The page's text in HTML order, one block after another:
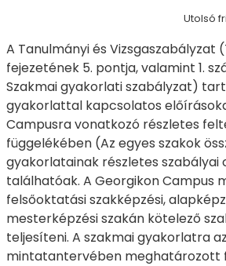
Utolsó
A Tanulmányi és Vizsgaszabályzat
fejezetének 5. pontja, valamint 1.
Szakmai gyakorlati szabályzat)
gyakorlattal kapcsolatos
Campusra vonatkozó részletes
függelékében (Az egyes szakok
gyakorlatainak részletes
találhatóak. A Georgikon Campus
felsőoktatási szakképzési,
mesterképzési szakán kötelező
teljesíteni. A szakmai gyakorlatra
mintatantervében meghatározott